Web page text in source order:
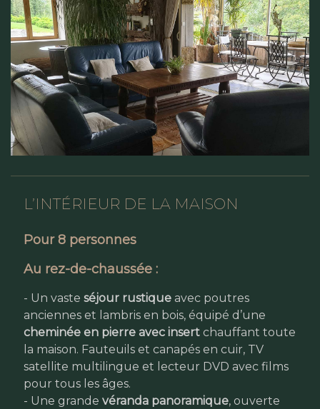
L’INTÉRIEUR DE LA MAISON
Pour 8 personnes
Au rez-de-chaussée :
- Un vaste séjour rustique avec poutres
anciennes et lambris en bois, équipé d’une
cheminée en pierre avec insert chauffant toute
la maison. Fauteuils et canapés en cuir, TV
satellite multilingue et lecteur DVD avec films
pour tous les âges.
- Une grande véranda panoramique, ouverte